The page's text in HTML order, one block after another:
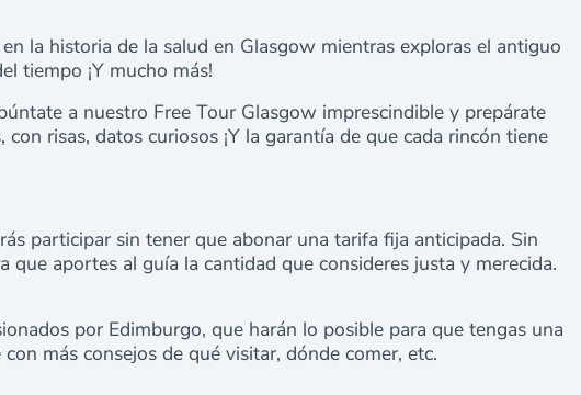
la historia de la salud en Glasgow mientras exploras el antiguo
tiempo ¡Y mucho más!
a nuestro Free Tour Glasgow imprescindible y prepárate
risas, datos curiosos ¡Y la garantía de que cada rincón tiene
participar sin tener que abonar una tarifa fija anticipada. Sin
que aportes al guía la cantidad que consideres justa y merecida.
por Edimburgo, que harán lo posible para que tengas una
más consejos de qué visitar, dónde comer, etc.